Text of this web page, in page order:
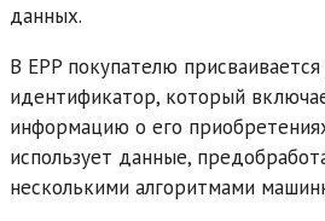
данных.
В EPP покупателю
идентификатор, который
информацию о его
использует данные,
несколькими алгоритмами